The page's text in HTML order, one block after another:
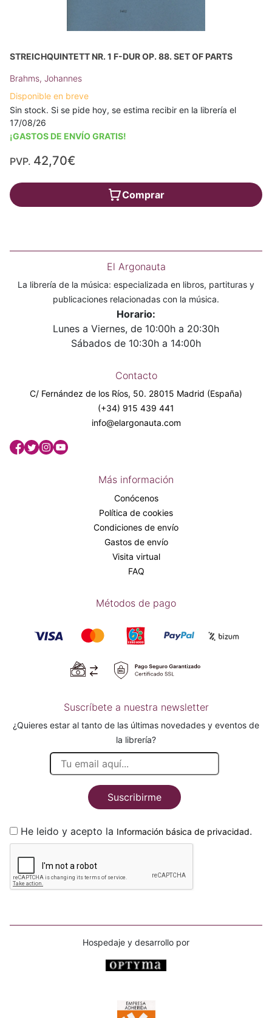
STREICHQUINTETT NR. 1 F-DUR OP. 88. SET OF PARTS
Brahms, Johannes
Disponible en breve
Sin stock. Si se pide hoy, se estima recibir en la librería el
17/08/26
¡GASTOS DE ENVÍO GRATIS!
PVP. 42,70€
Comprar
El Argonauta
La librería de la música: especializada en libros, partituras y
publicaciones relacionadas con la música.
Horario:
Lunes a Viernes, de 10:00h a 20:30h
Sábados de 10:30h a 14:00h
Contacto
C/ Fernández de los Ríos, 50. 28015 Madrid (España)
(+34) 915 439 441
info@elargonauta.com
Más información
Conócenos
Política de cookies
Condiciones de envío
Gastos de envío
Visita virtual
FAQ
Métodos de pago
Suscríbete a nuestra newsletter
¿Quieres estar al tanto de las últimas novedades y eventos de
la librería?
Suscribirme
He leido y acepto la Información básica de privacidad.
Hospedaje y desarrollo por